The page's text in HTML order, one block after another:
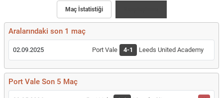
Maç İstatistiği
Aralarındaki son 1 maç
02.09.2025 Port Vale 4-1 Leeds United Academy
Port Vale Son 5 Maç